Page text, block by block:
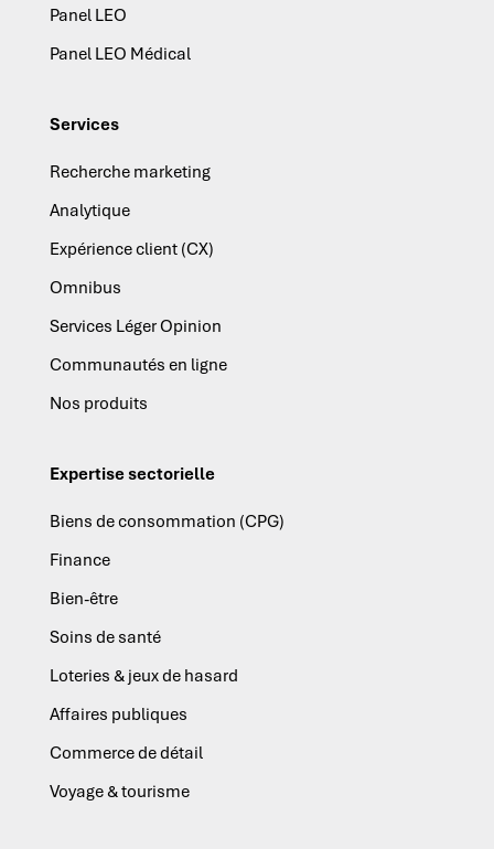
Panel LEO
Panel LEO Médical
Services
Recherche marketing
Analytique
Expérience client (CX)
Omnibus
Services Léger Opinion
Communautés en ligne
Nos produits
Expertise sectorielle
Biens de consommation (CPG)
Finance
Bien-être
Soins de santé
Loteries & jeux de hasard
Affaires publiques
Commerce de détail
Voyage & tourisme